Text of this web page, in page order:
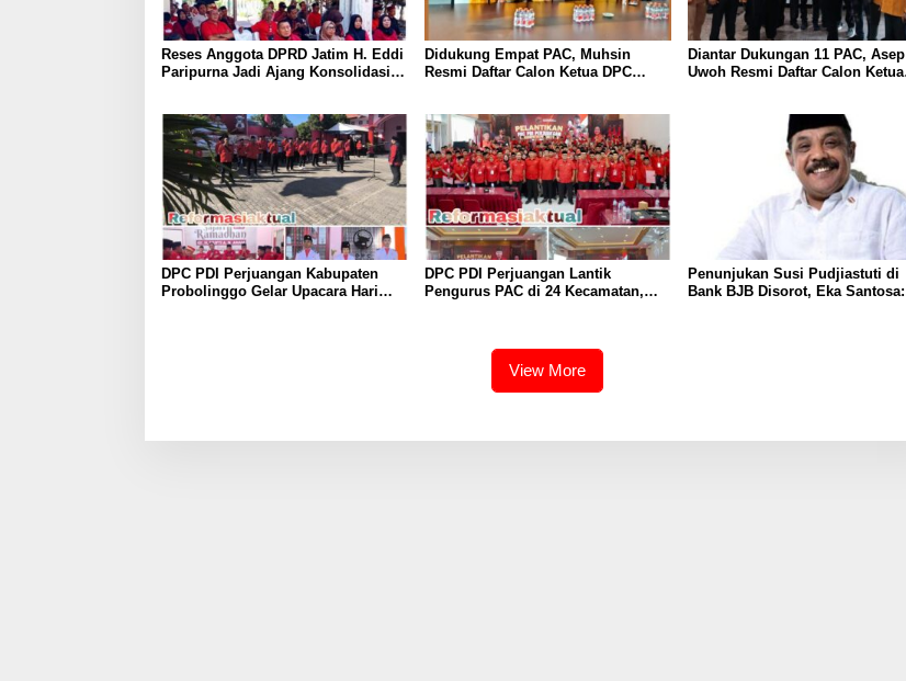
Reses Anggota DPRD Jatim H. Eddi
Paripurna Jadi Ajang Konsolidasi
Didukung Empat PAC, Muhsin
Resmi Daftar Calon Ketua DPC
Diantar Dukungan 11 PAC, Asep
Uwoh Resmi Daftar Calon Ketua
DPC PDI Perjuangan Kabupaten
Probolinggo Gelar Upacara Hari
DPC PDI Perjuangan Lantik
Pengurus PAC di 24 Kecamatan,
Penunjukan Susi Pudjiastuti di
Bank BJB Disorot, Eka Santosa:
View More